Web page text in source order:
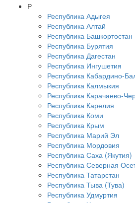
Р
Республика Адыгея
Республика Алтай
Республика Башкортостан
Республика Бурятия
Республика Дагестан
Республика Ингушетия
Республика Кабардино-
Республика Калмыкия
Республика Карачаево-
Республика Карелия
Республика Коми
Республика Крым
Республика Марий Эл
Республика Мордовия
Республика Саха (Якутия)
Республика Северная
Республика Татарстан
Республика Тыва (Тува)
Республика Удмуртия